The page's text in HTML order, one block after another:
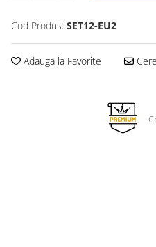
Cod Produs: SET12-EU2
Adauga la Favorite